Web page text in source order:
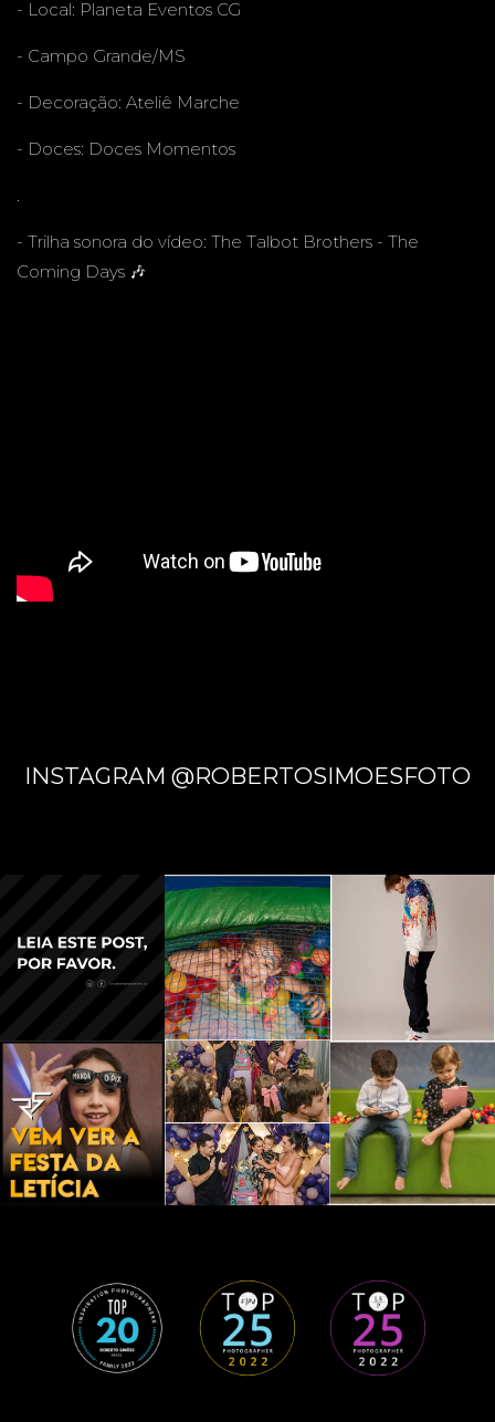
- Local: Planeta Eventos CG
- Campo Grande/MS
- Decoração: Ateliê Marche
- Doces: Doces Momentos
.
- Trilha sonora do vídeo: The Talbot Brothers - The
Coming Days 🎶
INSTAGRAM @ROBERTOSIMOESFOTO